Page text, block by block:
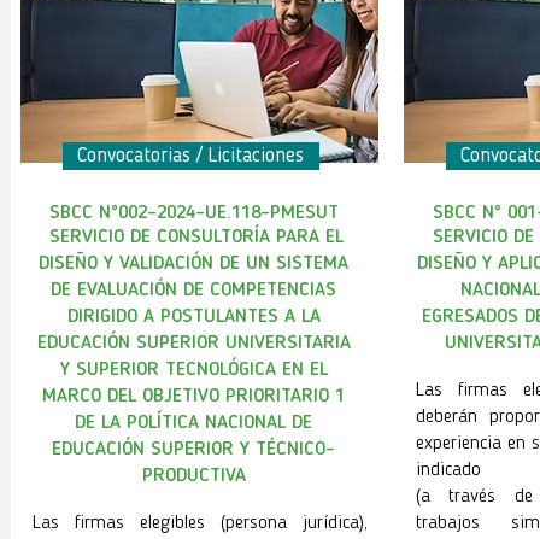
Convocatorias / Licitaciones
SBCC N°002-2024-UE.118-PMESUT
SERVICIO DE CONSULTORÍA PARA EL
DISEÑO Y VALIDACIÓN DE UN SISTEMA
DE EVALUACIÓN DE COMPETENCIAS
DIRIGIDO A POSTULANTES A LA
EDUCACIÓN SUPERIOR UNIVERSITARIA
Y SUPERIOR TECNOLÓGICA EN EL
MARCO DEL OBJETIVO PRIORITARIO 1
DE LA POLÍTICA NACIONAL DE
EDUCACIÓN SUPERIOR Y TÉCNICO-
PRODUCTIVA
Las firmas elegibles (persona jurídica),
SBCC N°
SERVICIO
DISEÑO Y
EGRESADOS
Las firmas
deberán
experiencia en
indicado
(a través de
trabajos